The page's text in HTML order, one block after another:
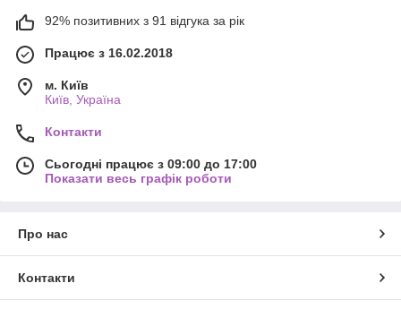
92% позитивних з 91 відгука за рік
Працює з 16.02.2018
м. Київ
Київ, Україна
Контакти
Сьогодні працює з 09:00 до 17:00
Показати весь графік роботи
Про нас
Контакти